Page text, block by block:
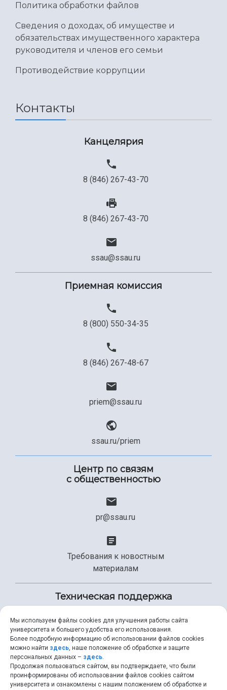
Политика обработки файлов
Сведения о доходах, об имуществе и
обязательствах имущественного характера
руководителя и членов его семьи
Противодействие коррупции
Контакты
Канцелярия
8 (846) 267-43-70
8 (846) 267-43-70
ssau@ssau.ru
Приемная комиссия
8 (800) 550-34-35
8 (846) 267-48-67
priem@ssau.ru
ssau.ru/priem
Центр по связям
с общественностью
pr@ssau.ru
Требования к новостным
материалам
Техническая поддержка
+7 (846) 267-49-99
help@ssau.ru
Мы используем файлы cookies для улучшения работы сайта
университета и большего удобства его использования.
Более подробную информацию об использовании файлов cookies
можно найти здесь, наше положение об обработке и защите
персональных данных – здесь.
Продолжая пользоваться сайтом, вы подтверждаете, что были
проинформированы об использовании файлов cookies сайтом
университета и ознакомлены с нашим положением об обработке и